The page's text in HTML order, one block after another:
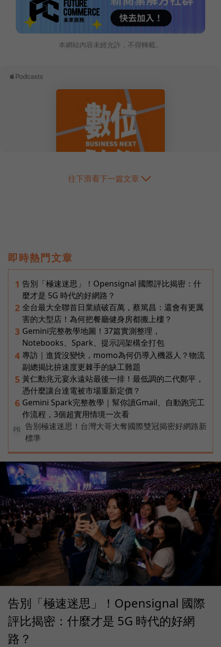
本網站內容未經允許，不得轉載。
往下滑看下一篇文章
即時熱門文章
1 告別「極速迷思」！Opensignal 國際評比揭密：什
麼才是 5G 時代的好網路？
2 全台最大全聯首日業績破百萬，蔡篤昌：還會有更厲
害的大型店！為何把餐廳健身房都搬上樓？
3 Gemini完整教學地圖！37篇實測整理，
Notebooks、Spark、提示詞架構全打包
4 專訪｜進貨沒變快，momo為何仍導入機器人？物流
副總揭比拚速度更棘手的缺工難題
5 黃仁勳兆元宴永遠站最後一排！最低調的二代鄭平，
憑什麼讓台達電被市場重新定價？
6 Gemini Spark完整教學｜幫你讀Gmail、自動跑完工
作流程，3個超實用情境一次看
PR
告別極速迷思！台灣大哥大奪國際雙冠揭密好網路新
標準
告別「極速迷思」！Opensignal 國際
評比揭密：什麼才是 5G 時代的好網
路？